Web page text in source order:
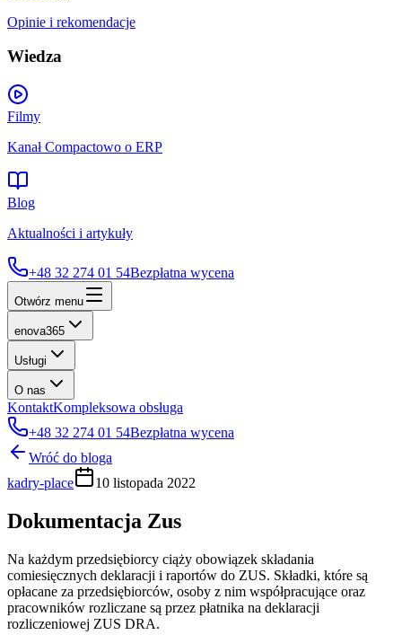
Opinie i rekomendacje
Wiedza
Filmy
Kanał Compactowo o ERP
Blog
Aktualności i artykuły
+48 32 274 01 54Bezpłatna wycena
Otwórz menu
enova365
Usługi
O nas
KontaktKompleksowa obsługa
+48 32 274 01 54Bezpłatna wycena
Wróć do bloga
kadry-place
10 listopada 2022
Dokumentacja Zus
Na każdym przedsiębiorcy ciąży obowiązek składania
comiesięcznych deklaracji i raportów do ZUS. Składki, które są
opłacane za przedsiębiorców, osoby z nim współpracujące oraz
pracowników rozliczane są przez płatnika na deklaracji
rozliczeniowej ZUS DRA.